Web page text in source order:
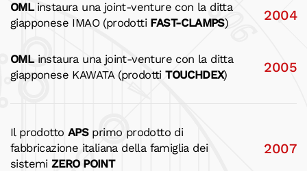
OML instaura una joint-venture con la ditta
giapponese IMAO (prodotti FAST-CLAMPS) 2004
OMLinstaura una joint-venture con la ditta
giapponese KAWATA (prodottiTOUCHDEX) 2005
Il prodotto APSprimo prodotto di
fabbricazione italiana della famiglia dei
sistemiZERO POINT
2007